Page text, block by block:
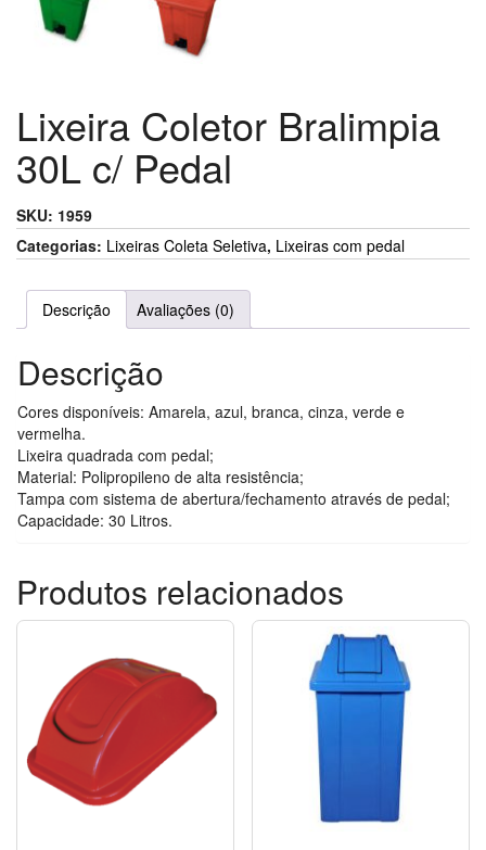
Lixeira Coletor Bralimpia
30L c/ Pedal
SKU: 1959
Categorias: Lixeiras Coleta Seletiva, Lixeiras com pedal
Descrição Avaliações (0)
Descrição
Cores disponíveis: Amarela, azul, branca, cinza, verde e
vermelha.
Lixeira quadrada com pedal;
Material: Polipropileno de alta resistência;
Tampa com sistema de abertura/fechamento através de pedal;
Capacidade: 30 Litros.
Produtos relacionados